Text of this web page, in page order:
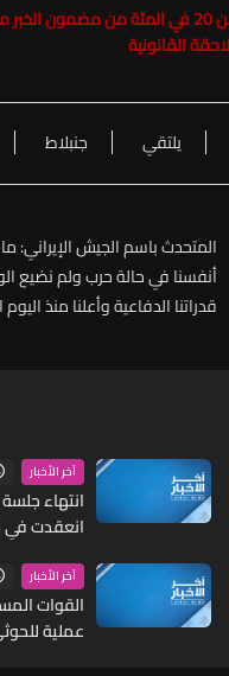
حفاظاً على حقوق الملكية الفكرية يرجى عدم نسخ ما يزيد عن
يلتقي جنبلاط
المتحدث باسم الجيش الإيراني: ما
أنفسنا في حالة حرب ولم نضيع
قدراتنا الدفاعية وأعلنا منذ
آخر الأخبار
انتهاء
انعقدت في
آخر الأخبار
القوات
عملية